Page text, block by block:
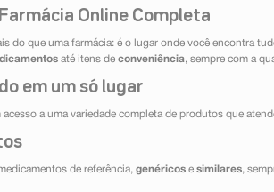
Online Completa
do que uma farmácia: é o lugar onde você encontra
até itens de conveniência, sempre com a
em um só lugar
acesso a uma variedade completa de produtos que
de referência, genéricos e similares,